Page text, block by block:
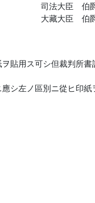
司法大臣 伯
大藏大臣 伯
貼用ス可シ但裁判所書
シ左ノ區別ニ從ヒ印紙